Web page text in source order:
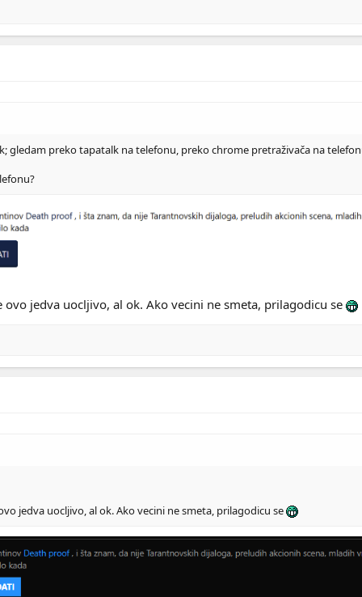
gledam preko tapatalk na telefonu, preko chrome pretraživača na
ovo jedva uocljivo, al ok. Ako vecini ne smeta, prilagodicu se
jedva uocljivo, al ok. Ako vecini ne smeta, prilagodicu se